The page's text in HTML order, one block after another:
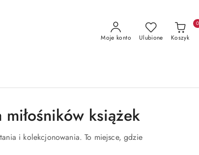
Moje konto Ulubione Koszyk
0
książek
i kolekcjonowania. To miejsce, gdzie